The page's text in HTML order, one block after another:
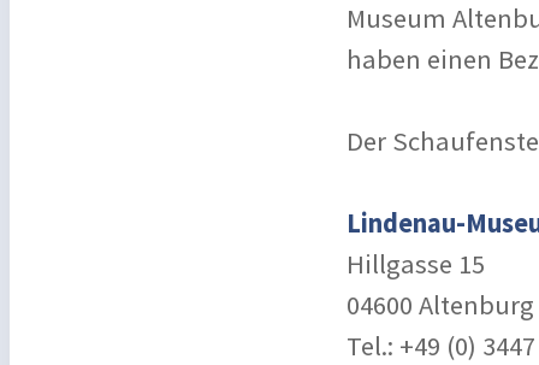
Museum
haben einen
Der
Lindenau-
Hillgasse 15
04600 Altenburg
Tel.: +49 (0)